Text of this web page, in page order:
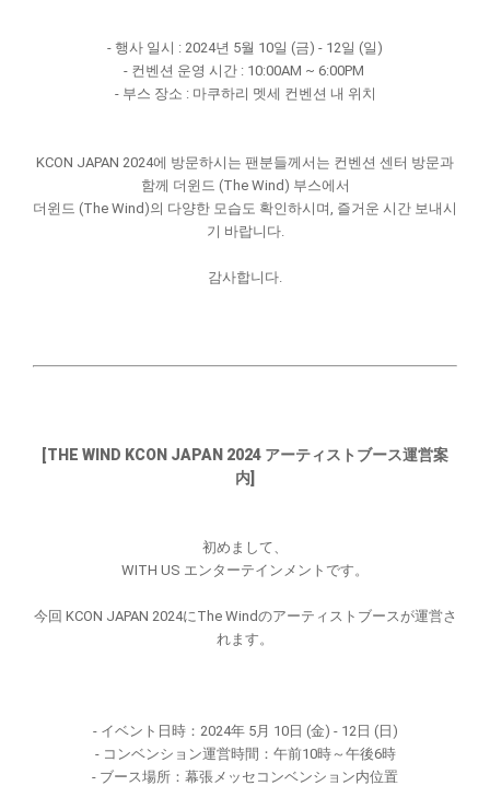
- 행사 일시 : 2024년 5월 10일 (금) - 12일 (일)
- 컨벤션 운영 시간 : 10:00AM ~ 6:00PM
- 부스 장소 : 마쿠하리 멧세 컨벤션 내 위치
KCON JAPAN 2024에 방문하시는 팬분들께서는 컨벤션 센터 방문과
함께 더윈드 (The Wind) 부스에서
더윈드 (The Wind)의 다양한 모습도 확인하시며, 즐거운 시간 보내시
기 바랍니다.
감사합니다.
[THE WIND KCON JAPAN 2024 アーティストブース運営案
内]
初めまして、
WITH US エンターテインメントです。
今回 KCON JAPAN 2024にThe Windのアーティストブースが運営さ
れます。
- イベント日時：2024年 5月 10日 (金) - 12日 (日)
- コンベンション運営時間：午前10時～午後6時
- ブース場所：幕張メッセコンベンション内位置